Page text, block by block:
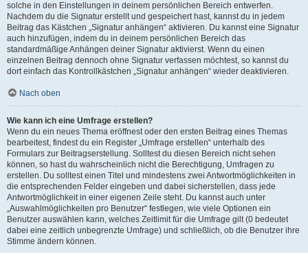
solche in den Einstellungen in deinem persönlichen Bereich entwerfen.
Nachdem du die Signatur erstellt und gespeichert hast, kannst du in jedem
Beitrag das Kästchen „Signatur anhängen“ aktivieren. Du kannst eine Signatur
auch hinzufügen, indem du in deinem persönlichen Bereich das
standardmäßige Anhängen deiner Signatur aktivierst. Wenn du einen
einzelnen Beitrag dennoch ohne Signatur verfassen möchtest, so kannst du
dort einfach das Kontrollkästchen „Signatur anhängen“ wieder deaktivieren.
Nach oben
Wie kann ich eine Umfrage erstellen?
Wenn du ein neues Thema eröffnest oder den ersten Beitrag eines Themas
bearbeitest, findest du ein Register „Umfrage erstellen“ unterhalb des
Formulars zur Beitragserstellung. Solltest du diesen Bereich nicht sehen
können, so hast du wahrscheinlich nicht die Berechtigung, Umfragen zu
erstellen. Du solltest einen Titel und mindestens zwei Antwortmöglichkeiten in
die entsprechenden Felder eingeben und dabei sicherstellen, dass jede
Antwortmöglichkeit in einer eigenen Zeile steht. Du kannst auch unter
„Auswahlmöglichkeiten pro Benutzer“ festlegen, wie viele Optionen ein
Benutzer auswählen kann, welches Zeitlimit für die Umfrage gilt (0 bedeutet
dabei eine zeitlich unbegrenzte Umfrage) und schließlich, ob die Benutzer ihre
Stimme ändern können.